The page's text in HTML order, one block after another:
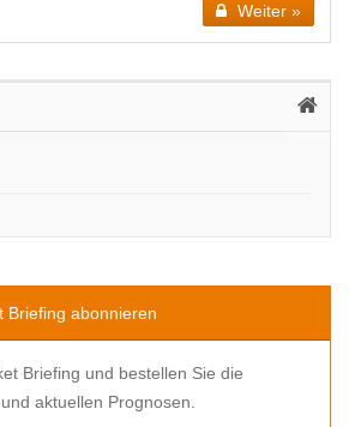
Weiter »
Briefing abonnieren
Briefing und bestellen Sie die
aktuellen Prognosen.